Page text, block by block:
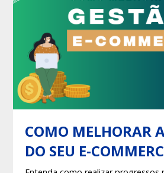
COMO MELHORAR
DO SEU E-